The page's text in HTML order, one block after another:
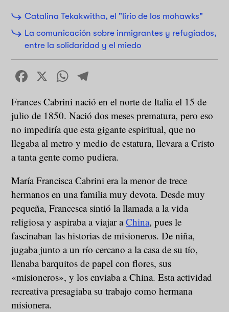
Catalina Tekakwitha, el "lirio de los mohawks"
La comunicación sobre inmigrantes y refugiados,
entre la solidaridad y el miedo
Facebook
X WhatsApp
Frances Cabrini nació en el norte de Italia el 15 de
julio de 1850. Nació dos meses prematura, pero eso
no impediría que esta gigante espiritual, que no
llegaba al metro y medio de estatura, llevara a Cristo
a tanta gente como pudiera.
María Francisca Cabrini era la menor de trece
hermanos en una familia muy devota. Desde muy
pequeña, Francesca sintió la llamada a la vida
religiosa y aspiraba a viajar aChina, pues le
fascinaban las historias de misioneros. De niña,
jugaba junto a un río cercano a la casa de su tío,
llenaba barquitos de papel con flores, sus
«misioneros», y los enviaba a China. Esta actividad
recreativa presagiaba su trabajo como hermana
misionera.